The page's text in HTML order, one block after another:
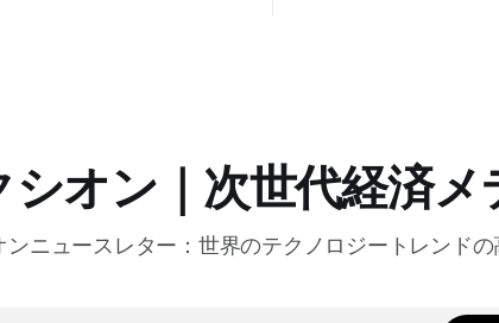
た。
シオン｜次世代経済メ
ンニュースレター：世界のテクノロジートレンド